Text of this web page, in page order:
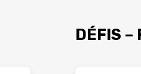
DÉFIS –